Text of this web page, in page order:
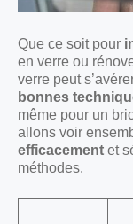
Que ce soit pour
en verre ou
verre peut
bonnes
même pour un
allons voir
efficacement et
méthodes.